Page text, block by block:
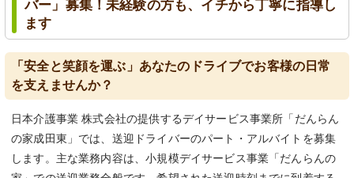
バー」募集！未経験の方も、イチから丁寧に指導し
ます
「安全と笑顔を運ぶ」あなたのドライブでお客様の日常
を支えませんか？
日本介護事業 株式会社の提供するデイサービス事業所「だんらん
の家成田東」では、送迎ドライバーのパート・アルバイトを募集
します。主な業務内容は、小規模デイサービス事業「だんらんの